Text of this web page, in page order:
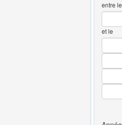
entre le
et le